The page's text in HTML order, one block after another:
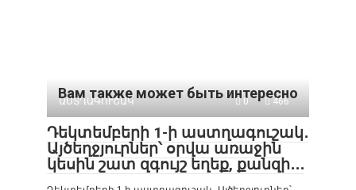
Вам также может быть интересно
ԱՍՏՂԱԳՈՒՇԱԿ 0 466
Դեկտեմբերի 1-ի աստղագուշակ․
Այծեղջյուրներ՝ օրվա առաջին
կեսին շատ զգույշ եղեք, քանզի․․․